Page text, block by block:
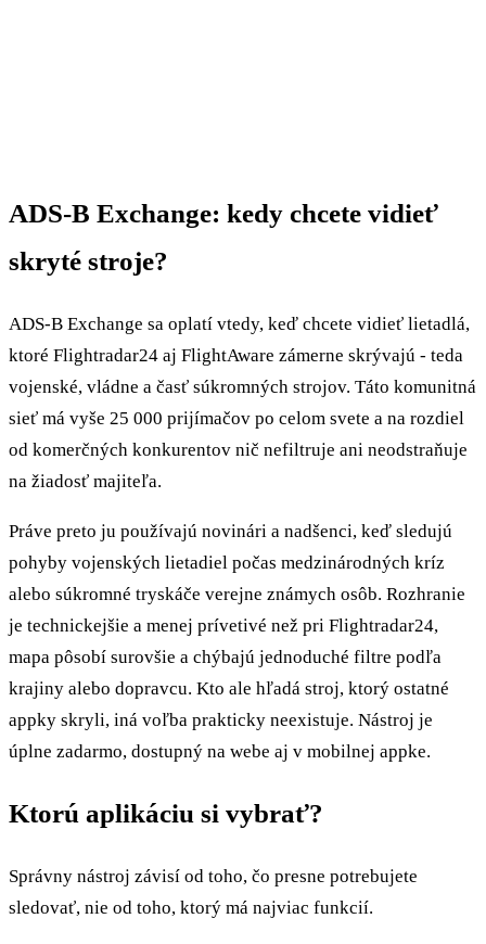
ADS-B Exchange: kedy chcete vidieť
skryté stroje?
ADS-B Exchange sa oplatí vtedy, keď chcete vidieť lietadlá,
ktoré Flightradar24 aj FlightAware zámerne skrývajú - teda
vojenské, vládne a časť súkromných strojov. Táto komunitná
sieť má vyše 25 000 prijímačov po celom svete a na rozdiel
od komerčných konkurentov nič nefiltruje ani neodstraňuje
na žiadosť majiteľa.
Práve preto ju používajú novinári a nadšenci, keď sledujú
pohyby vojenských lietadiel počas medzinárodných kríz
alebo súkromné tryskáče verejne známych osôb. Rozhranie
je technickejšie a menej prívetivé než pri Flightradar24,
mapa pôsobí surovšie a chýbajú jednoduché filtre podľa
krajiny alebo dopravcu. Kto ale hľadá stroj, ktorý ostatné
appky skryli, iná voľba prakticky neexistuje. Nástroj je
úplne zadarmo, dostupný na webe aj v mobilnej appke.
Ktorú aplikáciu si vybrať?
Správny nástroj závisí od toho, čo presne potrebujete
sledovať, nie od toho, ktorý má najviac funkcií.